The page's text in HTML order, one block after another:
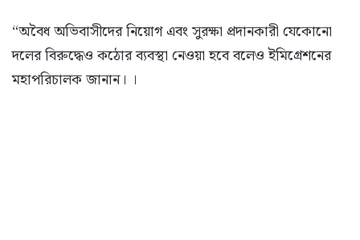
“অবৈধ অভিবাসীদের নিয়োগ এবং সুরক্ষা প্রদানকারী যেকোনো
দলের বিরুদ্ধেও কঠোর ব্যবস্থা নেওয়া হবে বলেও ইমিগ্রেশনের
মহাপরিচালক জানান। ।